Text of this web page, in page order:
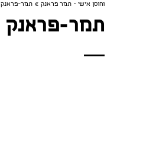
וחוסן אישי - תמר פראנק » תמר-פראנק
תמר-פראנק